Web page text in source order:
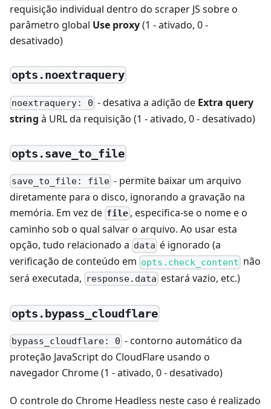
requisição individual dentro do scraper JS sobre o
parâmetro global Use proxy(1 - ativado, 0 -
desativado)
opts.noextraquery
noextraquery: 0 - desativa a adição de Extra query
string à URL da requisição (1 - ativado, 0 - desativado)
opts.save_to_file
save_to_file: file - permite baixar um arquivo
diretamente para o disco, ignorando a gravação na
memória. Em vez de file , especifica-se o nome e o
caminho sob o qual salvar o arquivo. Ao usar esta
opção, tudo relacionado a data é ignorado (a
verificação de conteúdo em opts.check_content não
será executada, response.data estará vazio, etc.)
opts.bypass_cloudflare
bypass_cloudflare: 0 - contorno automático da
proteção JavaScript do CloudFlare usando o
navegador Chrome (1 - ativado, 0 - desativado)
O controle do Chrome Headless neste caso é realizado